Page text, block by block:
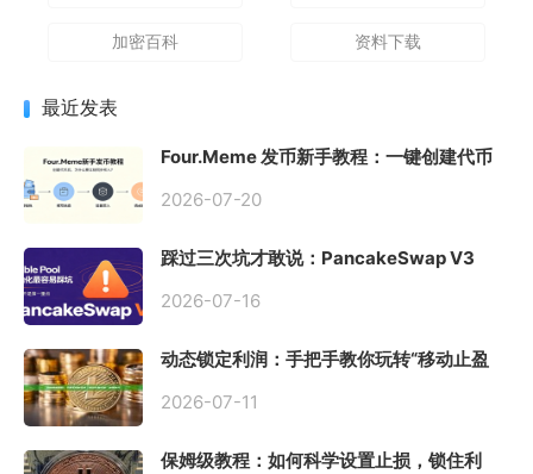
加密百科 资料下载
最近发表
Four.Meme 发币新手教程：一键创建代币
2026-07-20
踩过三次坑才敢说：PancakeSwap V3
初始化
2026-07-16
动态锁定利润：手把手教你玩转“移动止盈
2026-07-11
保姆级教程：如何科学设置止损，锁住利